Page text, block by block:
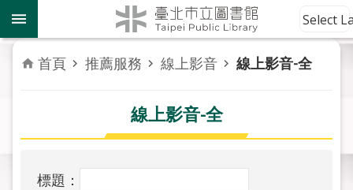
跳到主要內容區塊
到
館
資
訊
者
Select
首頁 推薦服務 線上影音 線上影音-全
線上影音-全
標題：